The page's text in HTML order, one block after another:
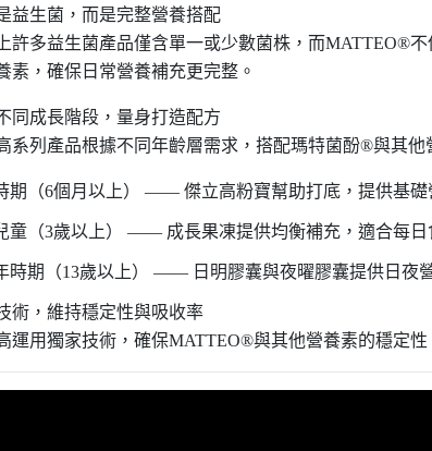
益生菌，而是完整營養搭配
許多益生菌產品僅含單一或少數菌株，而MATTEO®不
素，確保日常營養補充更完整。
同成長階段，量身打造配方
系列產品根據不同年齡層需求，搭配瑪特菌酚®與其他
期（6個月以上） —— 傑立高粉寶幫助打底，提供基礎
童（3歲以上） —— 成長果凍提供均衡補充，適合每日
時期（13歲以上） —— 日明膠囊與夜曜膠囊提供日夜
術，維持穩定性與吸收率
運用獨家技術，確保MATTEO®與其他營養素的穩定